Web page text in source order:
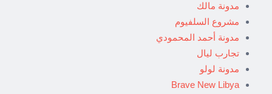
مدونة مالك
مشروع السلفيوم
مدونة أحمد المحمودي
تجارب ليال
مدونة لولو
Brave New Libya